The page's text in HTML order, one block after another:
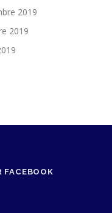
2019
2019
FACEBOOK